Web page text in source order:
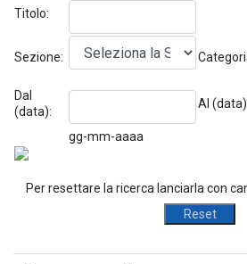
Titolo:
Sezione:
Dal
(data):
Al (data)
gg-mm-aaaa
Per resettare la ricerca lanciarla con